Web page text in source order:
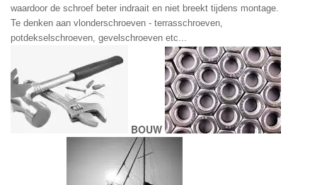
waardoor de schroef beter indraait en niet breekt tijdens montage.
Te denken aan vlonderschroeven - terrasschroeven,
potdekselschroeven, gevelschroeven etc...
BOUW